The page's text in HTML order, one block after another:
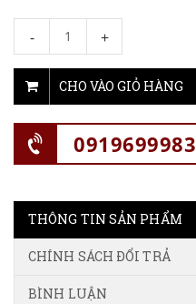
- +
CHO VÀO GIỎ HÀNG
0919699983
THÔNG TIN SẢN PHẨM
CHÍNH SÁCH ĐỔI TRẢ
BÌNH LUẬN